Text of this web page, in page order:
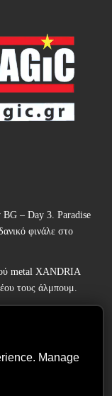
– Day 3. Paradise
φινάλε στο
metal XANDRIA
τους άλμπουμ.
νέο τους στούντιο
Manage